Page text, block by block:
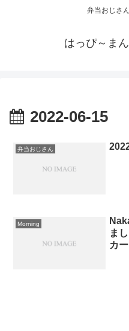
弁当おじさ
はっぴ～ま
2022-06-15
弁当おじさん
Morning
ま
カ